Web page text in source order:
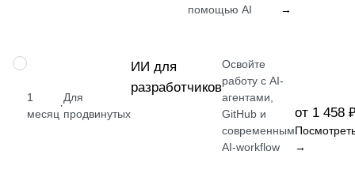
помощью AI
→
ПРОФЕССИЯ
1
месяц
·
Для
продвинутых
ИИ для
разработчиков
Освойте
работу с AI-
агентами,
GitHub и
современным
AI-workflow
от 1 458
→